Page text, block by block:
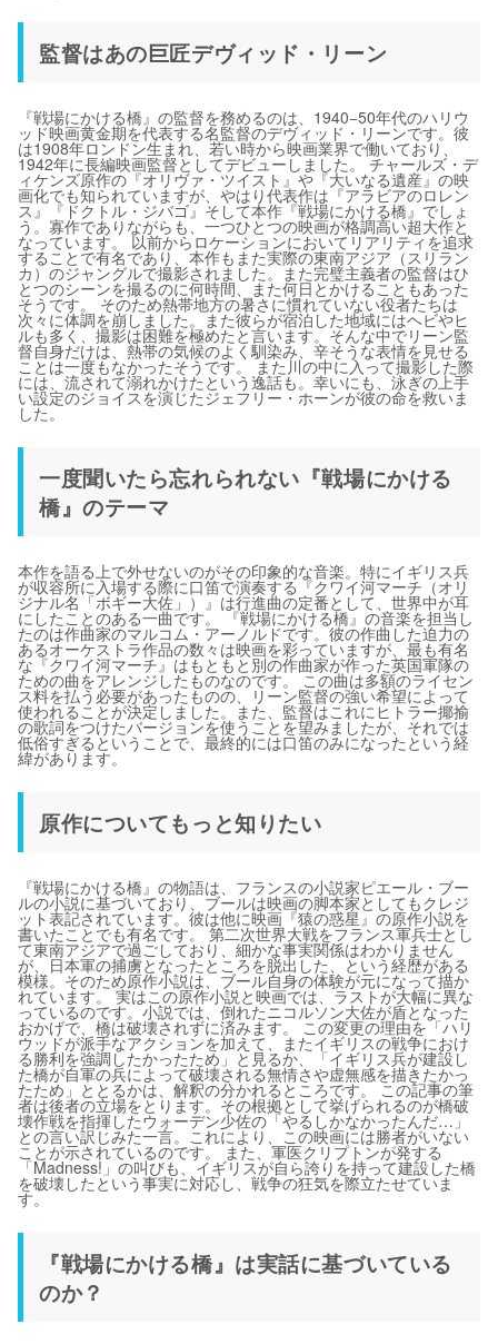
監督はあの巨匠デヴィッド・リーン
『戦場にかける橋』の監督を務めるのは、1940−50年代のハリウ
ッド映画黄金期を代表する名監督のデヴィッド・リーンです。彼
は1908年ロンドン生まれ、若い時から映画業界で働いており、
1942年に長編映画監督としてデビューしました。 チャールズ・デ
ィケンズ原作の『オリヴァ・ツイスト』や『大いなる遺産』の映
画化でも知られていますが、やはり代表作は『アラビアのロレン
ス』『ドクトル・ジバゴ』そして本作『戦場にかける橋』でしょ
う。寡作でありながらも、一つひとつの映画が格調高い超大作と
なっています。 以前からロケーションにおいてリアリティを追求
することで有名であり、本作もまた実際の東南アジア（スリラン
カ）のジャングルで撮影されました。また完璧主義者の監督はひ
とつのシーンを撮るのに何時間、また何日とかけることもあった
そうです。 そのため熱帯地方の暑さに慣れていない役者たちは
次々に体調を崩しました。また彼らが宿泊した地域にはヘビやヒ
ルも多く、撮影は困難を極めたと言います。そんな中でリーン監
督自身だけは、熱帯の気候のよく馴染み、辛そうな表情を見せる
ことは一度もなかったそうです。 また川の中に入って撮影した際
には、流されて溺れかけたという逸話も。幸いにも、泳ぎの上手
い設定のジョイスを演じたジェフリー・ホーンが彼の命を救いま
した。
一度聞いたら忘れられない『戦場にかける
橋』のテーマ
本作を語る上で外せないのがその印象的な音楽。特にイギリス兵
が収容所に入場する際に口笛で演奏する『クワイ河マーチ（オリ
ジナル名「ボギー大佐」）』は行進曲の定番として、世界中が耳
にしたことのある一曲です。 『戦場にかける橋』の音楽を担当し
たのは作曲家のマルコム・アーノルドです。彼の作曲した迫力の
あるオーケストラ作品の数々は映画を彩っていますが、最も有名
な『クワイ河マーチ』はもともと別の作曲家が作った英国軍隊の
ための曲をアレンジしたものなのです。 この曲は多額のライセン
ス料を払う必要があったものの、リーン監督の強い希望によって
使われることが決定しました。また、監督はこれにヒトラー揶揄
の歌詞をつけたバージョンを使うことを望みましたが、それでは
低俗すぎるということで、最終的には口笛のみになったという経
緯があります。
原作についてもっと知りたい
『戦場にかける橋』の物語は、フランスの小説家ピエール・ブー
ルの小説に基づいており、ブールは映画の脚本家としてもクレジ
ット表記されています。彼は他に映画『猿の惑星』の原作小説を
書いたことでも有名です。 第二次世界大戦をフランス軍兵士とし
て東南アジアで過ごしており、細かな事実関係はわかりません
が、日本軍の捕虜となったところを脱出した、という経歴がある
模様。そのため原作小説は、ブール自身の体験が元になって描か
れています。 実はこの原作小説と映画では、ラストが大幅に異な
っているのです。小説では、倒れたニコルソン大佐が盾となった
おかげで、橋は破壊されずに済みます。 この変更の理由を「ハリ
ウッドが派手なアクションを加えて、またイギリスの戦争におけ
る勝利を強調したかったため」と見るか、「イギリス兵が建設し
た橋が自軍の兵によって破壊される無情さや虚無感を描きたかっ
たため」ととるかは、解釈の分かれるところです。 この記事の筆
者は後者の立場をとります。その根拠として挙げられるのが橋破
壊作戦を指揮したウォーデン少佐の「やるしかなかったんだ…」
との言い訳じみた一言。これにより、この映画には勝者がいない
ことが示されているのです。 また、軍医クリプトンが発する
「Madness!」の叫びも、イギリスが自ら誇りを持って建設した橋
を破壊したという事実に対応し、戦争の狂気を際立たせていま
す。
『戦場にかける橋』は実話に基づいている
のか？